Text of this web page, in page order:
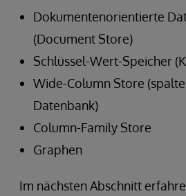
Dokumentenorientierte
(Document Store)
Schlüssel-Wert-Speicher
Wide-Column Store
Datenbank)
Column-Family Store
Graphen
Im nächsten Abschnitt